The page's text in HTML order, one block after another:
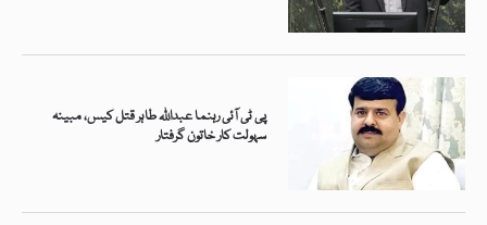
پی ٹی آئی رہنما عبداللہ طاہر قتل کیس، مبینہ
سہولت کار خاتون گرفتار